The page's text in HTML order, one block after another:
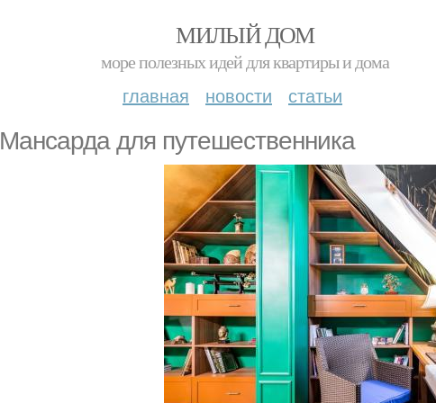
МИЛЫЙ ДОМ
море полезных идей для квартиры и дома
главная новости статьи
Мансарда для путешественника